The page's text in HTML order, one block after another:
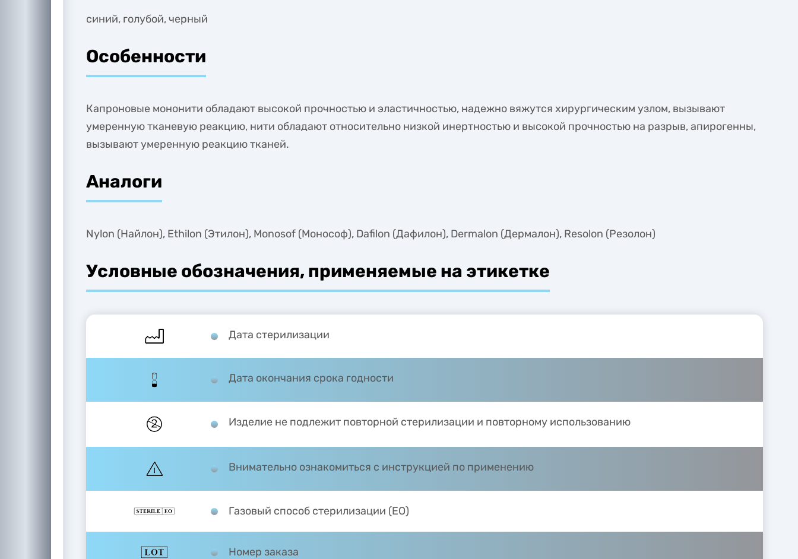
синий, голубой, черный
Особенности
Капроновые мононити обладают высокой прочностью и эластичностью, надежно вяжутся хирургическим узлом, вызывают
умеренную тканевую реакцию, нити обладают относительно низкой инертностью и высокой прочностью на разрыв, апирогенны,
вызывают умеренную реакцию тканей.
Аналоги
Nylon (Найлон), Ethilon (Этилон), Monosof (Монософ), Dafilon (Дафилон), Dermalon (Дермалон), Resolon (Резолон)
Условные обозначения, применяемые на этикетке
Дата стерилизации
Дата окончания срока годности
Изделие не подлежит повторной стерилизации и повторному использованию
Внимательно ознакомиться с инструкцией по применению
Газовый способ стерилизации (EO)
Номер заказа